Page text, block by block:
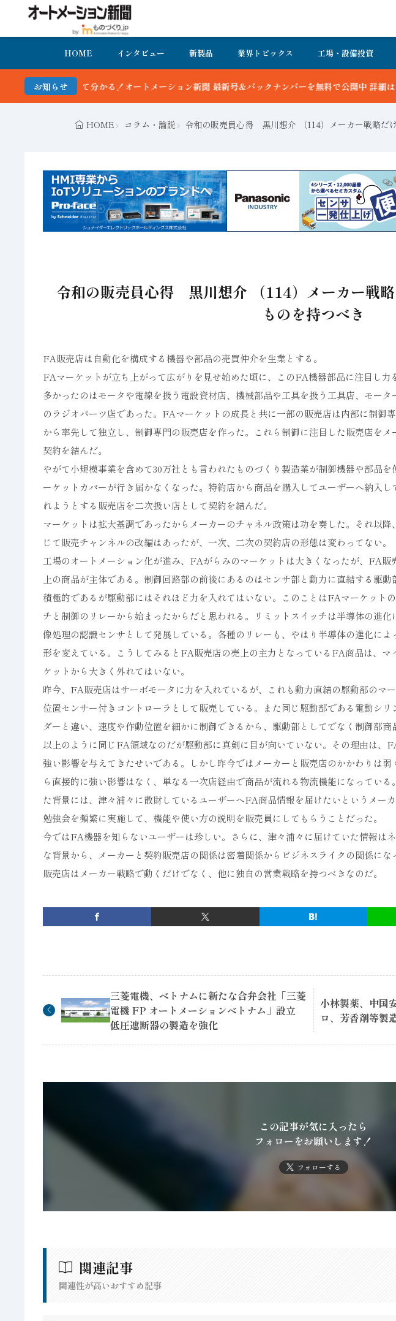
HOME インタビュー 新製品 業界トピックス 工場・設備投資
お知らせ
る！オートメーション新聞 最新号＆バックナンバーを無料で公開中 詳細はこちら
HOME コラム・論説 令和の販売員心得 黒川想介 （114）メーカー戦略だ
令和の販売員心得 黒川想介 （114）メーカー戦
ものを持つべき
FA販売店は自動化を構成する機器や部品の売買仲介を生業とする。
FAマーケットが立ち上がって広がりを見せ始めた頃に、このFA機器部品に注目し力
多かったのはモータや電線を扱う電設資材店、機械部品や工具を扱う工具店、モー
のラジオパーツ店であった。FAマーケットの成長と共に一部の販売店は内部に制御
から率先して独立し、制御専門の販売店を作った。これら制御に注目した販売店を
契約を結んだ。
やがて小規模事業を含めて30万社とも言われたものづくり製造業が制御機器や部品
ーケットカバーが行き届かなくなった。特約店から商品を購入してユーザーへ納入
れようとする販売店を二次扱い店として契約を結んだ。
マーケットは拡大基調であったからメーカーのチャネル政策は功を奏した。それ以
じて販売チャンネルの改編はあったが、一次、二次の契約店の形態は変わってない。
工場のオートメーション化が進み、FAがらみのマーケットは大きくなったが、FA
上の商品が主体である。制御回路部の前後にあるのはセンサ部と動力に直結する駆
積極的であるが駆動部にはそれほど力を入れてはいない。このことはFAマーケット
チと制御のリレーから始まったからだと思われる。リミットスイッチは半導体の進
像処理の認識センサとして発展している。各種のリレーも、やはり半導体の進化に
形を変えている。こうしてみるとFA販売店の売上の主力となっているFA商品は、
ケットから大きく外れてはいない。
昨今、FA販売店はサーボモータに力を入れているが、これも動力直結の駆動部のマ
位置センサー付きコントローラとして販売している。また同じ駆動部である電動シ
ダーと違い、速度や作動位置を細かに制御できるから、駆動部としてでなく制御部商
以上のように同じFA領域なのだが駆動部に真剣に目が向いていない。その理由は、
強い影響を与えてきたせいである。しかし昨今ではメーカーと販売店のかかわりは
ら直接的に強い影響はなく、単なる一次店経由で商品が流れる物流機能になってい
た背景には、津々浦々に散財しているユーザーへFA商品情報を届けたいというメー
勉強会を頻繁に実施して、機能や使い方の説明を販売員にしてもらうことだった。
今ではFA機器を知らないユーザーは珍しい。さらに、津々浦々に届けていた情報は
な背景から、メーカーと契約販売店の関係は密着関係からビジネスライクの関係に
販売店はメーカー戦略で動くだけでなく、他に独自の営業戦略を持つべきなのだ。
三菱電機、ベトナムに新たな合弁会社「三菱
電機 FP オートメーションベトナム」設立
低圧遮断器の製造を強化
小林製薬、中国
ロ、芳香剤等製
この記事が気に入ったら
フォローをお願いします！
フォローする
関連記事
関連性が高いおすすめ記事